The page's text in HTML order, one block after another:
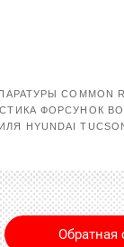
COMMON
ФОРСУНОК
HYUNDAI
Обратная